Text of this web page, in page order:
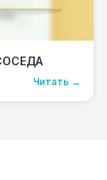
Читать →